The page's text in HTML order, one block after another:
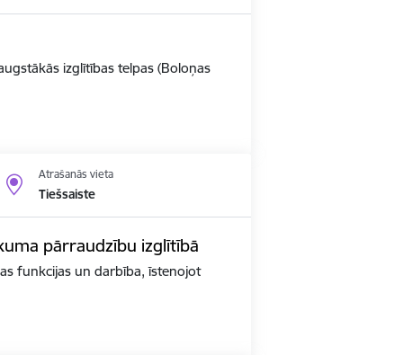
izglītības telpas (Boloņas
Atrašanās vieta
Tiešsaiste
pārraudzību izglītībā
funkcijas un darbība, īstenojot